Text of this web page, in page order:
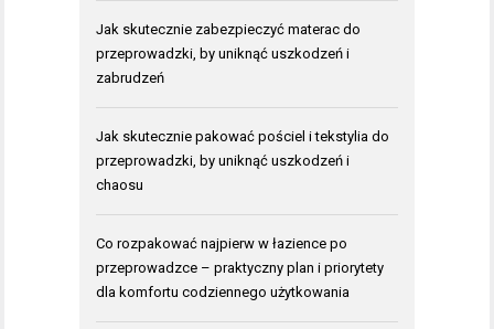
Jak skutecznie zabezpieczyć materac do
przeprowadzki, by uniknąć uszkodzeń i
zabrudzeń
Jak skutecznie pakować pościel i tekstylia do
przeprowadzki, by uniknąć uszkodzeń i
chaosu
Co rozpakować najpierw w łazience po
przeprowadzce – praktyczny plan i priorytety
dla komfortu codziennego użytkowania